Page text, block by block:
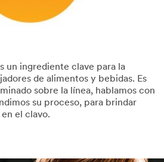
un ingrediente clave para la
de alimentos y bebidas. Es
sobre la línea, hablamos con
su proceso, para brindar
el clavo.